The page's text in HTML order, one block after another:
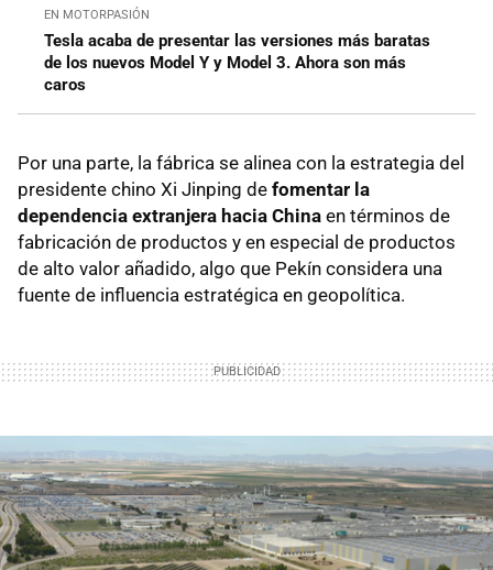
EN MOTORPASIÓN
Tesla acaba de presentar las versiones más baratas
de los nuevos Model Y y Model 3. Ahora son más
caros
Por una parte, la fábrica se alinea con la estrategia del
presidente chino Xi Jinping de fomentar la
dependencia extranjera hacia China en términos de
fabricación de productos y en especial de productos
de alto valor añadido, algo que Pekín considera una
fuente de influencia estratégica en geopolítica.